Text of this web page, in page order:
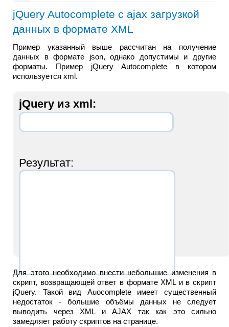
jQuery Autocomplete с ajax загрузкой
данных в формате XML
Пример указанный выше рассчитан на получение
данных в формате json, однако допустимы и другие
форматы. Пример jQuery Autocomplete в котором
используется xml.
jQuery из xml:
Результат:
Для этого необходимо внести небольшие изменения в
скрипт, возвращающей ответ в формате XML и в скрипт
jQuery. Такой вид Auocomplete имеет существенный
недостаток - большие объёмы данных не следует
выводить через XML и AJAX так как это сильно
замедляет работу скриптов на странице.